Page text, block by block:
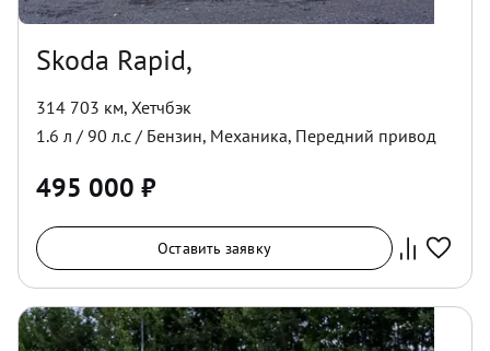
Skoda Rapid,
314 703 км, Хетчбэк
1.6 л / 90 л.с / Бензин, Механика, Передний привод
495 000 ₽
Оставить заявку